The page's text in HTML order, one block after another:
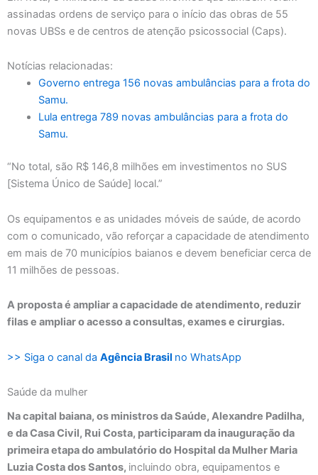
assinadas ordens de serviço para o início das obras de 55
novas UBSs e de centros de atenção psicossocial (Caps).
Notícias relacionadas:
Governo entrega 156 novas ambulâncias para a frota do
Samu.
Lula entrega 789 novas ambulâncias para a frota do
Samu.
“No total, são R$ 146,8 milhões em investimentos no SUS
[Sistema Único de Saúde] local.”
Os equipamentos e as unidades móveis de saúde, de acordo
com o comunicado, vão reforçar a capacidade de atendimento
em mais de 70 municípios baianos e devem beneficiar cerca de
11 milhões de pessoas.
A proposta é ampliar a capacidade de atendimento, reduzir
filas e ampliar o acesso a consultas, exames e cirurgias.
>> Siga o canal da Agência Brasil no WhatsApp
Saúde da mulher
Na capital baiana, os ministros da Saúde, Alexandre Padilha,
e da Casa Civil, Rui Costa, participaram da inauguração da
primeira etapa do ambulatório do Hospital da Mulher Maria
Luzia Costa dos Santos, incluindo obra, equipamentos e